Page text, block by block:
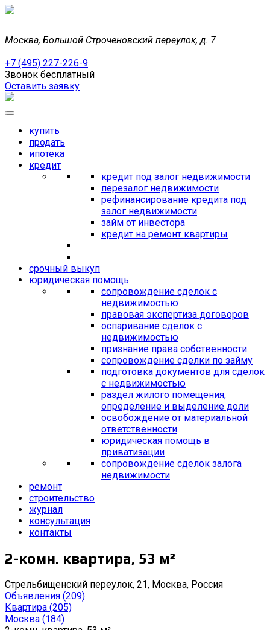
Москва, Большой Строченовский переулок, д. 7
+7 (495) 227-226-9
Звонок бесплатный
Оставить заявку
купить
продать
ипотека
кредит
кредит под залог недвижимости
перезалог недвижимости
рефинансирование кредита под
залог недвижимости
займ от инвестора
кредит на ремонт квартиры
срочный выкуп
юридическая помощь
сопровождение сделок с
недвижимостью
правовая экспертиза договоров
оспаривание сделок с
недвижимостью
признание права собственности
сопровождение сделки по займу
подготовка документов для сделок
с недвижимостью
раздел жилого помещения,
определение и выделение доли
освобождение от материальной
ответственности
юридическая помощь в
приватизации
сопровождение сделок залога
недвижимости
ремонт
строительство
журнал
консультация
контакты
2-комн. квартира, 53 м²
Стрельбищенский переулок, 21, Москва, Россия
Объявления (209)
Квартира (205)
Москва (184)